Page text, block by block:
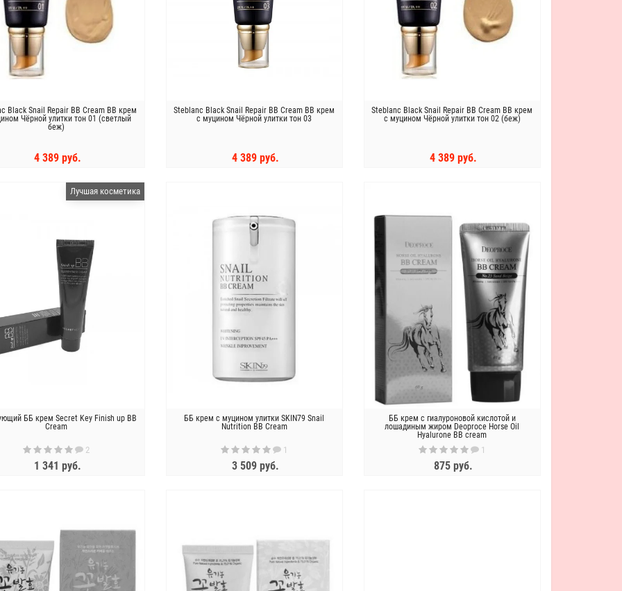
Black Snail Repair BB Cream ВВ крем
Чёрной улитки тон 01 (светлый
беж)
4 389 руб.
Steblanc Black Snail Repair BB Cream ВВ крем
с муцином Чёрной улитки тон 03
4 389 руб.
Steblanc Black Snail Repair BB Cream ВВ крем
с муцином Чёрной улитки тон 02 (беж)
4 389 руб.
Лучшая косметика
ББ крем Secret Key Finish up BB
Cream
2
1 341 руб.
ББ крем с муцином улитки SKIN79 Snail
Nutrition BB Cream
1
3 509 руб.
ББ крем с гиалуроновой кислотой и
лошадиным жиром Deoproce Horse Oil
Hyalurone BB cream
1
875 руб.